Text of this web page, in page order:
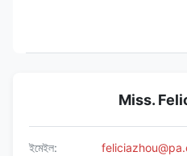
Miss.
ইমেইল: